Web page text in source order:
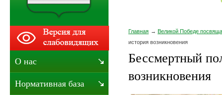
Главная
Великой Победе
история возникновения
Бессмертный
возникновения
О нас
Нормативная база